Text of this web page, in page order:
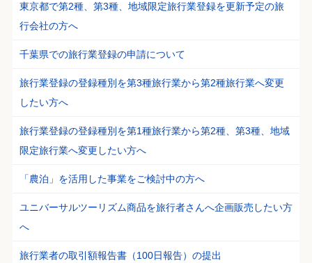
東京都で第2種、第3種、地域限定旅行業登録を更新予定の旅
行会社の方へ
千葉県での旅行業登録の申請について
旅行業登録の登録種別を第3種旅行業から第2種旅行業へ変更
したい方へ
旅行業登録の登録種別を第1種旅行業から第2種、第3種、地域
限定旅行業へ変更したい方へ
「農泊」を活用した事業をご検討中の方へ
ユニバーサルツーリズム商品を旅行者さんへ企画販売したい方
へ
旅行業者の取引額報告書（100日報告）の提出